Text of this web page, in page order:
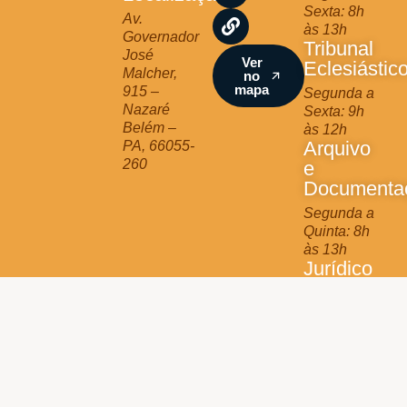
Av.
Governador
José
Malcher,
915 –
Nazaré
Belém –
PA, 66055-
260
r
a
m
o
k
e
Ver
no
mapa
Sexta: 8h
às 13h
Tribunal
Segunda a
Sexta: 9h
às 12h
Arquivo
e
Segunda a
Quinta: 8h
às 13h
Jurídico